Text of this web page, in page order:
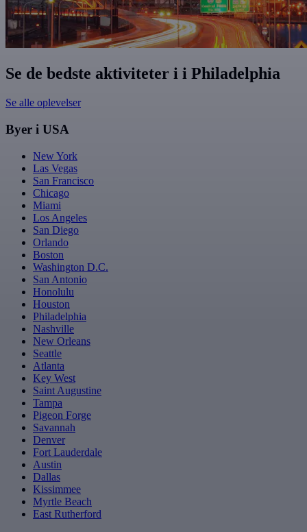
Se de bedste aktiviteter i i Philadelphia
Se alle oplevelser
Byer i USA
New York
Las Vegas
San Francisco
Chicago
Miami
Los Angeles
San Diego
Orlando
Boston
Washington D.C.
San Antonio
Honolulu
Houston
Philadelphia
Nashville
New Orleans
Seattle
Atlanta
Key West
Saint Augustine
Tampa
Pigeon Forge
Savannah
Denver
Fort Lauderdale
Austin
Dallas
Kissimmee
Myrtle Beach
East Rutherford